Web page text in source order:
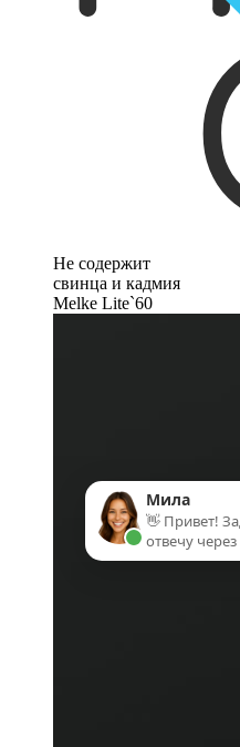
Не содержит
свинца и кадмия
Melke Lite`60
Мила
👋 Привет!
отвечу